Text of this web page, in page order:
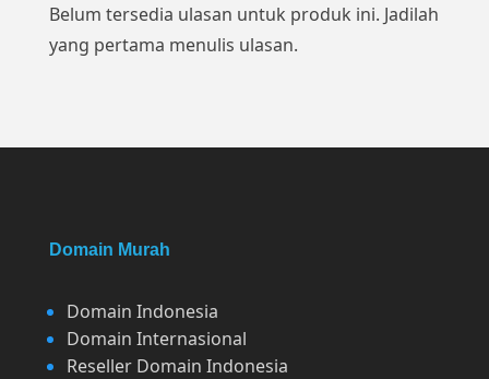
Belum tersedia ulasan untuk produk ini. Jadilah
yang pertama menulis ulasan.
Domain Murah
Domain Indonesia
Domain Internasional
Reseller Domain Indonesia